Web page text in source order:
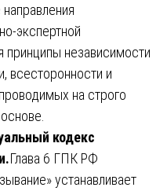
экспертной
принципы независимости
всесторонности и
на строго
кодекс
Глава 6 ГПК РФ
устанавливает